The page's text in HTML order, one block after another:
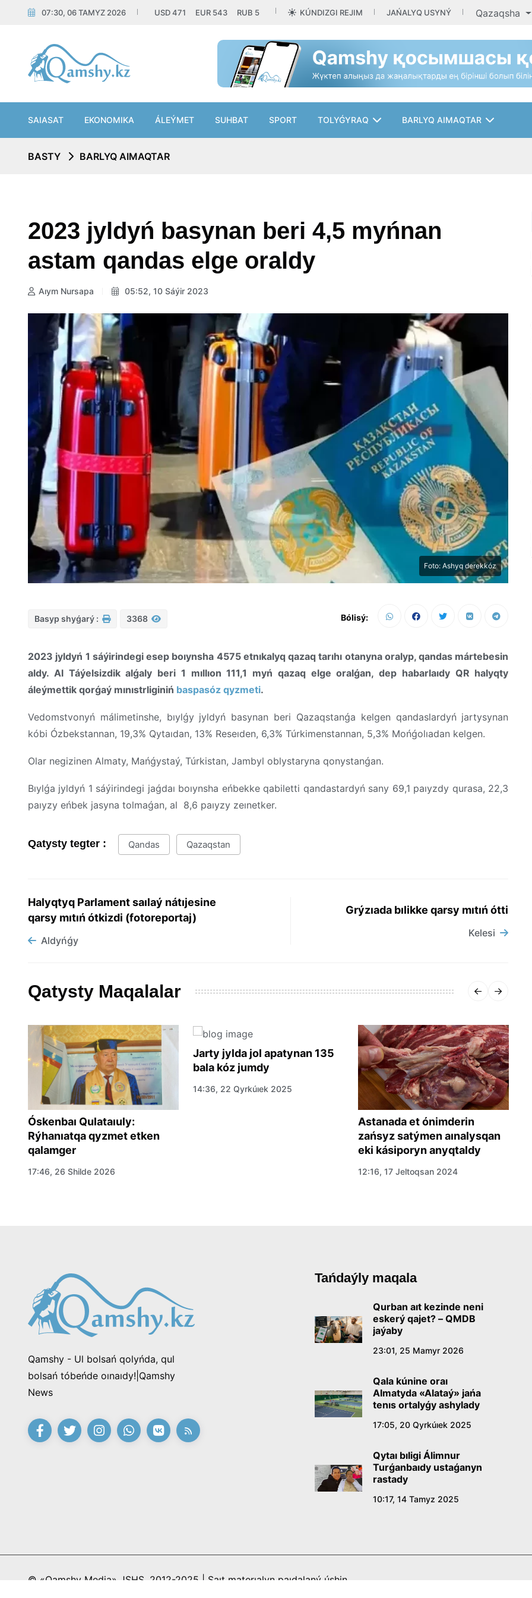
07:30, 06 TAMYZ 2026 USD471 EUR 543 RUB 5 KÚNDIZGI REJIM JAŃALYQ USYNÝ Qazaqsha
SAIASAT EKONOMIKA ÁLEÝMET SUHBAT SPORT TOLYǴYRAQ BARLYQ AIMAQTAR
BASTY BARLYQ AIMAQTAR
2023 jyldyń basynan beri 4,5 myńnan
astam qandas elge oraldy
Aıym Nursapa 05:52, 10 Sáýir 2023
Foto: Ashyq derekkóz
Basyp shyǵarý : 3368 Bólisý:
2023 jyldyń 1 sáýirindegi esep boıynsha 4575 etnıkalyq qazaq tarıhı otanyna oralyp, qandas mártebesin
aldy. Al Táýelsizdik alǵaly beri 1 mıllıon 111,1 myń qazaq elge oralǵan, dep habarlaıdy QR halyqty
áleýmettik qorǵaý mınıstrliginiń baspasóz qyzmeti.
Vedomstvonyń málimetinshe, bıylǵy jyldyń basynan beri Qazaqstanǵa kelgen qandaslardyń jartysynan
kóbi Ózbekstannan, 19,3% Qytaıdan, 13% Reseıden, 6,3% Túrkimenstannan, 5,3% Mońǵolıadan kelgen.
Olar negizinen Almaty, Mańǵystaý, Túrkistan, Jambyl oblystaryna qonystanǵan.
Bıylǵa jyldyń 1 sáýirindegi jaǵdaı boıynsha eńbekke qabiletti qandastardyń sany 69,1 paıyzdy qurasa, 22,3
paıyzy eńbek jasyna tolmaǵan, al 8,6 paıyzy zeınetker.
Qatysty tegter : Qandas Qazaqstan
Halyqtyq Parlament saılaý nátıjesine
qarsy mıtıń ótkizdi (fotoreportaj)
Aldyńǵy
Grýzıada bılikke qarsy mıtıń ótti
Kelesi
Qatysty Maqalalar
Óskenbaı Qulataıuly:
Rýhanıatqa qyzmet etken
qalamger
17:46, 26 Shilde 2026
Jarty jylda jol apatynan 135
bala kóz jumdy
14:36, 22 Qyrkúıek 2025
Astanada et ónimderin
zańsyz satýmen aınalysqan
eki kásiporyn anyqtaldy
12:16, 17 Jeltoqsan 2024
Qamshy - Ul bolsań qolyńda, qul
bolsań tóbeńde oınaıdy!|Qamshy
News
Tańdaýly maqala
Qurban aıt kezinde neni
eskerý qajet? – QMDB
jaýaby
23:01, 25 Mamyr 2026
Qala kúnine oraı
Almatyda «Alataý» jańa
tenıs ortalyǵy ashylady
17:05, 20 Qyrkúıek 2025
Qytaı bıligi Álimnur
Turǵanbaıdy ustaǵanyn
rastady
10:17, 14 Tamyz 2025
© «Qamshy Media» JSHS, 2012-2025 | Saıt materıalyn paıdalaný úshin